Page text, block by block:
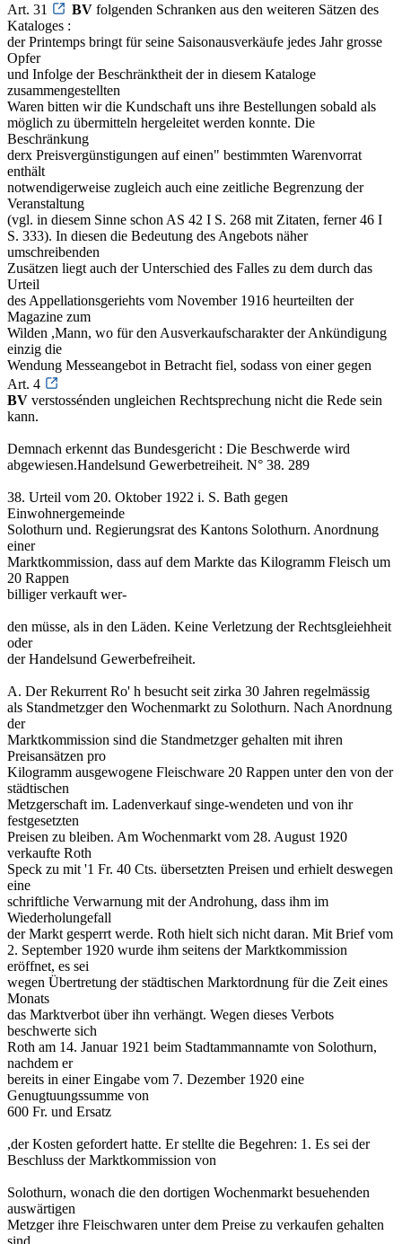
Art. 31
BV folgenden Schranken aus den weiteren Sätzen des
Kataloges :
der Printemps bringt für seine Saisonausverkäufe jedes Jahr grosse
Opfer
und Infolge der Beschränktheit der in diesem Kataloge
zusammengestellten
Waren bitten wir die Kundschaft uns ihre Bestellungen sobald als
möglich zu übermitteln hergeleitet werden konnte. Die
Beschränkung
derx Preisvergünstigungen auf einen" bestimmten Warenvorrat
enthält
notwendigerweise zugleich auch eine zeitliche Begrenzung der
Veranstaltung
(vgl. in diesem Sinne schon AS 42 I S. 268 mit Zitaten, ferner 46 I
S. 333). In diesen die Bedeutung des Angebots näher
umschreibenden
Zusätzen liegt auch der Unterschied des Falles zu dem durch das
Urteil
des Appellationsgeriehts vom November 1916 heurteilten der
Magazine zum
Wilden ,Mann, wo für den Ausverkaufscharakter der Ankündigung
einzig die
Wendung Messeangebot in Betracht fiel, sodass von einer gegen
Art. 4
BV verstossénden ungleichen Rechtsprechung nicht die Rede sein
kann.
Demnach erkennt das Bundesgericht : Die Beschwerde wird
abgewiesen.Handelsund Gewerbetreiheit. N° 38. 289
38. Urteil vom 20. Oktober 1922 i. S. Bath gegen
Einwohnergemeinde
Solothurn und. Regierungsrat des Kantons Solothurn. Anordnung
einer
Marktkommission, dass auf dem Markte das Kilogramm Fleisch um
20 Rappen
billiger verkauft wer-
den müsse, als in den Läden. Keine Verletzung der Rechtsgleiehheit
oder
der Handelsund Gewerbefreiheit.
A. Der Rekurrent Ro' h besucht seit zirka 30 Jahren regelmässig
als Standmetzger den Wochenmarkt zu Solothurn. Nach Anordnung
der
Marktkommission sind die Standmetzger gehalten mit ihren
Preisansätzen pro
Kilogramm ausgewogene Fleischware 20 Rappen unter den von der
städtischen
Metzgerschaft im. Ladenverkauf singe-wendeten und von ihr
festgesetzten
Preisen zu bleiben. Am Wochenmarkt vom 28. August 1920
verkaufte Roth
Speck zu mit '1 Fr. 40 Cts. übersetzten Preisen und erhielt deswegen
eine
schriftliche Verwarnung mit der Androhung, dass ihm im
Wiederholungefall
der Markt gesperrt werde. Roth hielt sich nicht daran. Mit Brief vom
2. September 1920 wurde ihm seitens der Marktkommission
eröffnet, es sei
wegen Übertretung der städtischen Marktordnung für die Zeit eines
Monats
das Marktverbot über ihn verhängt. Wegen dieses Verbots
beschwerte sich
Roth am 14. Januar 1921 beim Stadtammannamte von Solothurn,
nachdem er
bereits in einer Eingabe vom 7. Dezember 1920 eine
Genugtuungssumme von
600 Fr. und Ersatz
,der Kosten gefordert hatte. Er stellte die Begehren: 1. Es sei der
Beschluss der Marktkommission von
Solothurn, wonach die den dortigen Wochenmarkt besuehenden
auswärtigen
Metzger ihre Fleischwaren unter dem Preise zu verkaufen gehalten
sind,